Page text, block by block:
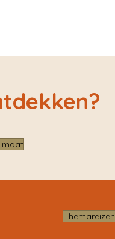
maat
Themareizen